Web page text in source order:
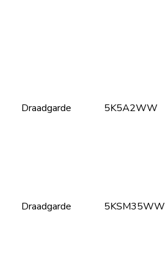
Draadgarde 5K5A2WW
Draadgarde 5KSM35WW